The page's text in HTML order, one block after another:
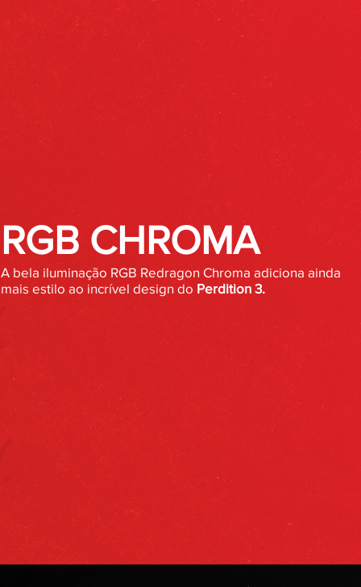
RGB CHROMA
A bela iluminação RGB Redragon Chroma adiciona ainda
mais estilo ao incrível design do Perdition 3.